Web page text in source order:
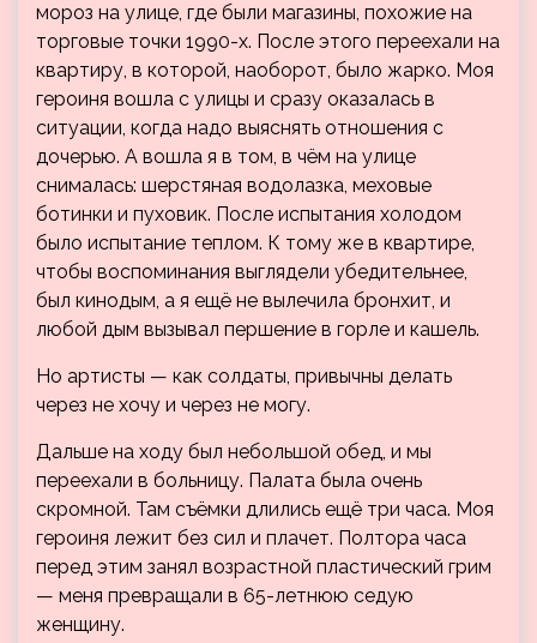
мороз на улице, где были магазины, похожие на
торговые точки 1990-х. После этого переехали на
квартиру, в которой, наоборот, было жарко. Моя
героиня вошла с улицы и сразу оказалась в
ситуации, когда надо выяснять отношения с
дочерью. А вошла я в том, в чём на улице
снималась: шерстяная водолазка, меховые
ботинки и пуховик. После испытания холодом
было испытание теплом. К тому же в квартире,
чтобы воспоминания выглядели убедительнее,
был кинодым, а я ещё не вылечила бронхит, и
любой дым вызывал першение в горле и кашель.
Но артисты — как солдаты, привычны делать
через не хочу и через не могу.
Дальше на ходу был небольшой обед, и мы
переехали в больницу. Палата была очень
скромной. Там съёмки длились ещё три часа. Моя
героиня лежит без сил и плачет. Полтора часа
перед этим занял возрастной пластический грим
— меня превращали в 65-летнюю седую
женщину.